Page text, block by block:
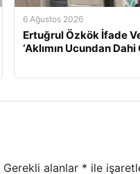
6 Ağustos 2026
Ertuğrul Özkök İfade
‘Aklımın Ucundan Dahi
Gerekli alanlar * ile